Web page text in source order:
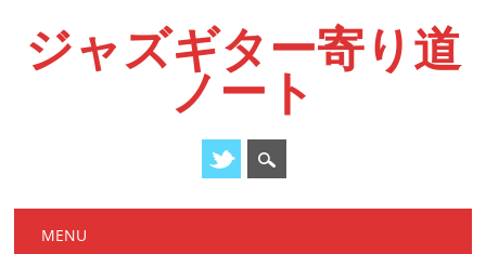
ジャズギター寄り道
ノート
Main menu
MENU